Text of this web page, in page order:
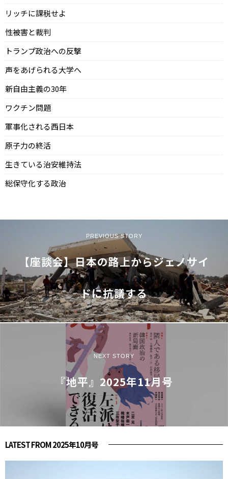
リッチに課税せよ
性被害と裁判
トランプ政治への反撃
声をあげられる大学へ
新自由主義の30年
ワクチン問題
軍事化される西日本
原子力の終活
生きている治安維持法
総保守化する政治
PREVIOUS STORY
【座談会】日本の路上からジェノサイ
ドに抗議する
NEXT STORY
『地平』2025年11月号
LATEST FROM 2025年10月号